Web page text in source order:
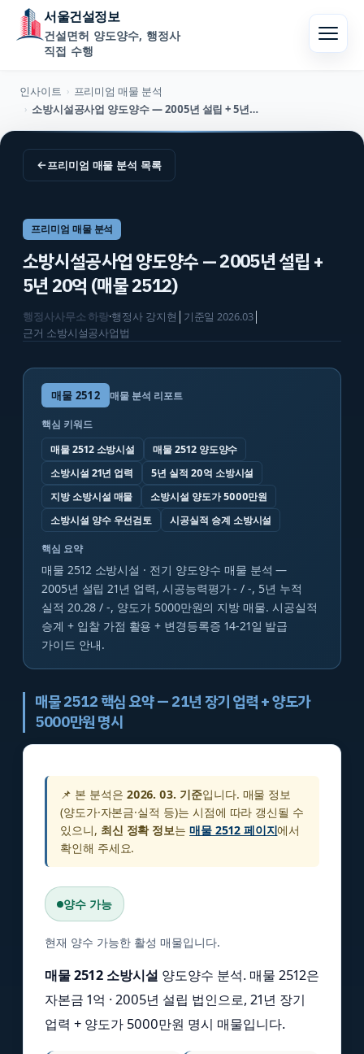
서울건설정보
건설면허 양도양수, 행정사
직접 수행
인사이트 › 프리미엄 매물 분석
› 소방시설공사업 양도양수 — 2005년 설립 + 5년 20억 (매물 2512)
←프리미엄 매물 분석 목록
프리미엄 매물 분석
소방시설공사업 양도양수 — 2005년 설립 +
5년 20억 (매물 2512)
행정사사무소 하랑·행정사 강지현 기준일2026.03│
근거 소방시설공사업법
매물 2512 매물 분석 리포트
핵심 키워드
매물 2512 소방시설
매물 2512 양도양수
소방시설 21년 업력
5년 실적 20억 소방시설
지방 소방시설 매물
소방시설 양도가 5000만원
소방시설 양수 우선검토
시공실적 승계 소방시설
핵심 요약
매물 2512 소방시설 · 전기 양도양수 매물 분석 —
2005년 설립 21년 업력, 시공능력평가 - / -, 5년 누적
실적 20.28 / -, 양도가 5000만원의 지방 매물. 시공실적
승계 + 입찰 가점 활용 + 변경등록증 14-21일 발급
가이드 안내.
매물 2512 핵심 요약 — 21년 장기 업력 + 양도가
5000만원 명시
📌 본 분석은 2026. 03. 기준입니다. 매물 정보
(양도가·자본금·실적 등)는 시점에 따라 갱신될 수
있으니, 최신 정확 정보는매물 2512 페이지에서
확인해 주세요.
양수 가능
현재 양수 가능한 활성 매물입니다.
매물 2512 소방시설 양도양수 분석. 매물 2512은
자본금 1억 · 2005년 설립 법인으로, 21년 장기
업력 + 양도가 5000만원 명시 매물입니다.